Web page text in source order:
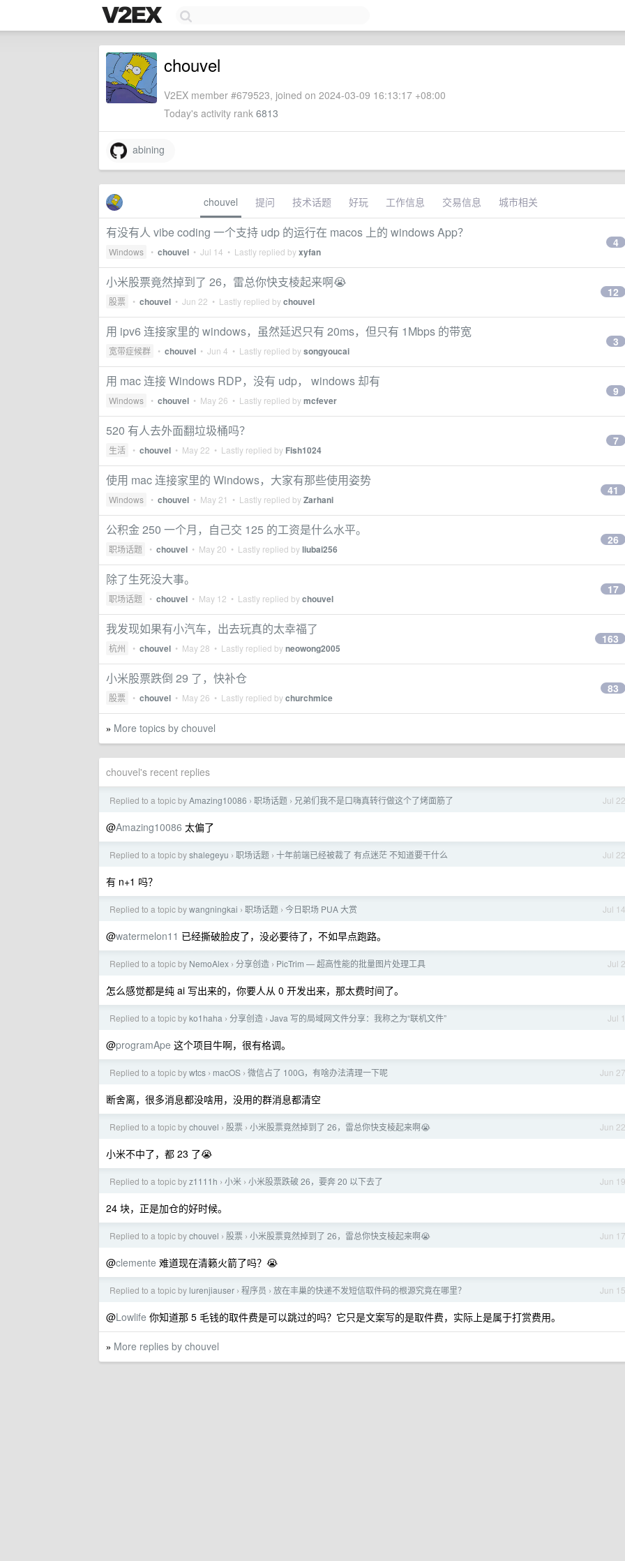
chouvel
V2EX member #679523, joined on 2024-03-09 16:13:17 +08:00
Today's activity rank 6813
abining
chouvel 提问 技术话题 好玩 工作信息 交易信息 城市相关
有没有人 vibe coding 一个支持 udp 的运行在 macos 上的 windows App？
Windows • chouvel • Jul 14 • Lastly replied byxyfan
4
小米股票竟然掉到了 26，雷总你快支棱起来啊😭
股票 • chouvel • Jun 22 • Lastly replied bychouvel
12
用 ipv6 连接家里的 windows，虽然延迟只有 20ms，但只有 1Mbps 的带宽
宽带症候群 • chouvel • Jun 4 • Lastly replied bysongyoucai
3
用 mac 连接 Windows RDP，没有 udp， windows 却有
Windows • chouvel • May 26 • Lastly replied bymcfever
9
520 有人去外面翻垃圾桶吗？
生活 • chouvel • May 22 • Lastly replied by Fish1024
7
使用 mac 连接家里的 Windows，大家有那些使用姿势
Windows • chouvel • May 21 • Lastly replied byZarhani
41
公积金 250 一个月，自己交 125 的工资是什么水平。
职场话题 • chouvel • May 20 • Lastly replied byliubai256
26
除了生死没大事。
职场话题 • chouvel • May 12 • Lastly replied bychouvel
17
我发现如果有小汽车，出去玩真的太幸福了
杭州 • chouvel • May 28 • Lastly replied byneowong2005
163
小米股票跌倒 29 了，快补仓
股票 • chouvel • May 26 • Lastly replied bychurchmice
83
» More topics by chouvel
chouvel's recent replies
Jul 22
Replied to a topic byAmazing10086 › 职场话题 › 兄弟们我不是口嗨真转行做这个了烤面筋了
@Amazing10086 太偏了
Jul 22
Replied to a topic byshalegeyu › 职场话题 › 十年前端已经被裁了 有点迷茫 不知道要干什么
有 n+1 吗？
Jul 14
Replied to a topic bywangningkai › 职场话题 › 今日职场 PUA 大赏
@watermelon11 已经撕破脸皮了，没必要待了，不如早点跑路。
Jul 2
Replied to a topic by NemoAlex › 分享创造 › PicTrim — 超高性能的批量图片处理工具
怎么感觉都是纯 ai 写出来的，你要人从 0 开发出来，那太费时间了。
Jul 1
Replied to a topic byko1haha › 分享创造 › Java 写的局域网文件分享：我称之为“联机文件”
@programApe 这个项目牛啊，很有格调。
Jun 27
Replied to a topic bywtcs › macOS › 微信占了 100G，有啥办法清理一下呢
断舍离，很多消息都没啥用，没用的群消息都清空
Jun 22
Replied to a topic bychouvel › 股票 › 小米股票竟然掉到了 26，雷总你快支棱起来啊😭
小米不中了，都 23 了😭
Jun 19
Replied to a topic byz1111h › 小米 › 小米股票跌破 26，要奔 20 以下去了
24 块，正是加仓的好时候。
Jun 17
Replied to a topic bychouvel › 股票 › 小米股票竟然掉到了 26，雷总你快支棱起来啊😭
@clemente 难道现在清籁火箭了吗？😭
Jun 15
Replied to a topic by lurenjiauser › 程序员 › 放在丰巢的快递不发短信取件码的根源究竟在哪里？
@Lowlife 你知道那 5 毛钱的取件费是可以跳过的吗？它只是文案写的是取件费，实际上是属于打赏费用。
» More replies by chouvel